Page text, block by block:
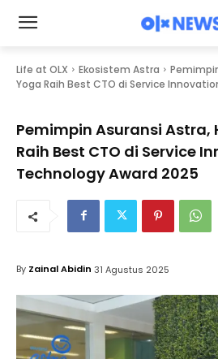
Life at OLX Ekosistem Astra
Yoga Raih Best CTO di Service
Pemimpin Asuransi Astra,
Raih Best CTO di Service
Technology Award 2025
By Zainal Abidin 31 Agustus 2025